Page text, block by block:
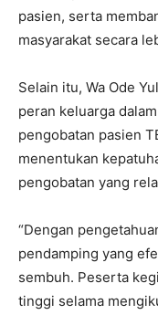
pasien, serta
masyarakat secara
Selain itu, Wa Ode
peran keluarga
pengobatan pasien
menentukan
pengobatan yang
“Dengan
pendamping yang
sembuh. Peserta
tinggi selama